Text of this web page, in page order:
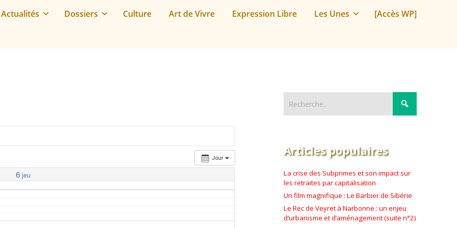
Actualités Dossiers Culture Art de Vivre Expression Libre Les Unes [Accès WP]
Jour
6 jeu
Articles populaires
La crise des Subprimes et son impact sur
les retraites par capitalisation
Un film magnifique : Le Barbier de Sibérie
Le Rec de Veyret à Narbonne : un enjeu
d’urbanisme et d’aménagement (suite n°2)